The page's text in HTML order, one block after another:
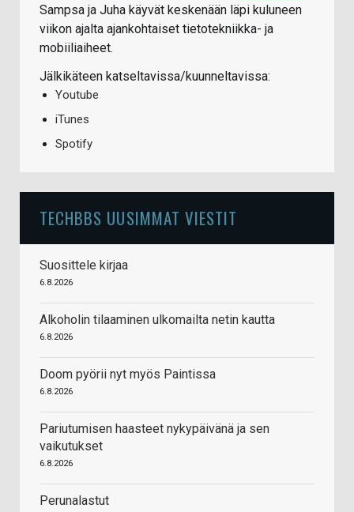
Sampsa ja Juha käyvät keskenään läpi kuluneen
viikon ajalta ajankohtaiset tietotekniikka- ja
mobiiliaiheet.
Jälkikäteen katseltavissa/kuunneltavissa:
Youtube
iTunes
Spotify
TECHBBS UUSIMMAT VIESTIT
Suosittele kirjaa
6.8.2026
Alkoholin tilaaminen ulkomailta netin kautta
6.8.2026
Doom pyörii nyt myös Paintissa
6.8.2026
Pariutumisen haasteet nykypäivänä ja sen
vaikutukset
6.8.2026
Perunalastut